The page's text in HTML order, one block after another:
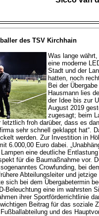
des TSV Kirchhain
Was lange
eine moderne
Stadt und der
hatten, noch
Bei der
Hausmann lies
der Idee bis zur
August 2019
zugesagt; beim
froh darüber, dass es
sehr schnell geklappt hat“.
werden. Zur Investition in
6.000,00 Euro dabei.
eine deutliche
für die Baumaßnahme vor.
Crowfunding, bei
Abteilungsleiter und
sich bei dem Übergabetermin
Beleuchtung eine im wahrsten
ihrer Sportförderrichtlinie
Beitrag für das soziale
und des